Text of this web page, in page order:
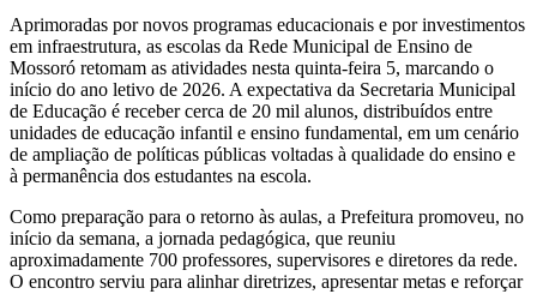
Aprimoradas por novos programas educacionais e por investimentos
em infraestrutura, as escolas da Rede Municipal de Ensino de
Mossoró retomam as atividades nesta quinta-feira 5, marcando o
início do ano letivo de 2026. A expectativa da Secretaria Municipal
de Educação é receber cerca de 20 mil alunos, distribuídos entre
unidades de educação infantil e ensino fundamental, em um cenário
de ampliação de políticas públicas voltadas à qualidade do ensino e
à permanência dos estudantes na escola.
Como preparação para o retorno às aulas, a Prefeitura promoveu, no
início da semana, a jornada pedagógica, que reuniu
aproximadamente 700 professores, supervisores e diretores da rede.
O encontro serviu para alinhar diretrizes, apresentar metas e reforçar